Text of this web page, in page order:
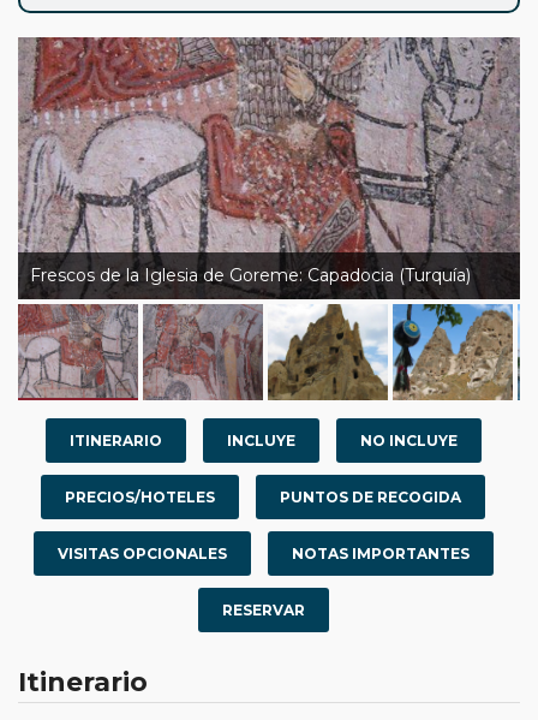
Frescos de la Iglesia de Goreme: Capadocia (Turquía)
ITINERARIO INCLUYE NO INCLUYE
PRECIOS/HOTELES PUNTOS DE RECOGIDA
VISITAS OPCIONALES NOTAS IMPORTANTES
RESERVAR
Itinerario